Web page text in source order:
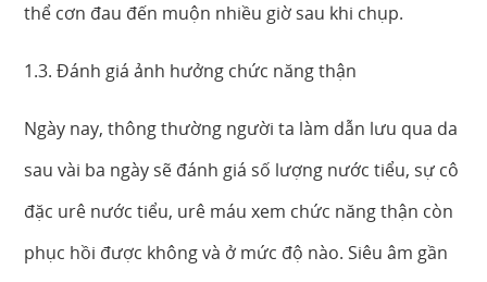
thể cơn đau đến muộn nhiều giờ sau khi chụp.
1.3. Đánh giá ảnh hưởng chức năng thận
Ngày nay, thông thường người ta làm dẫn lưu qua da
sau vài ba ngày sẽ đánh giá số lượng nước tiểu, sự cô
đặc urê nước tiểu, urê máu xem chức năng thận còn
phục hồi được không và ở mức độ nào. Siêu âm gần